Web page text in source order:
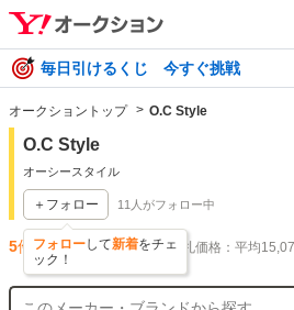
毎日引けるくじ 今すぐ挑戦
オークショントップ O.C Style
O.C Style
オーシースタイル
＋フォロー
フォローして新着をチェ
ック！
11 人がフォロー中
5件出品されています 落札価格：平均